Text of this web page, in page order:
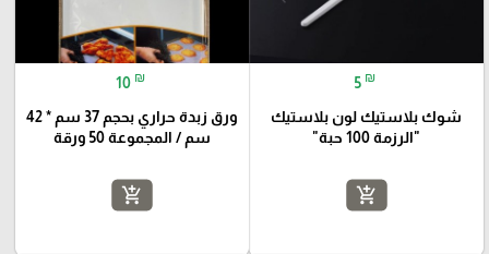
5 ₪
شوك بلاستيك لون بلاستيك
"الرزمة 100 حبة"
add_shopping_cart
10 ₪
ورق زبدة حراري بحجم 37 سم * 42
سم / المجموعة 50 ورقة
add_shopping_cart